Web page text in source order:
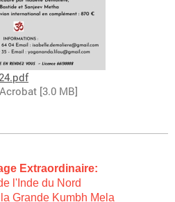
[3.0 MB]
Extraordinaire:
l'Inde du Nord
Grande Kumbh Mela